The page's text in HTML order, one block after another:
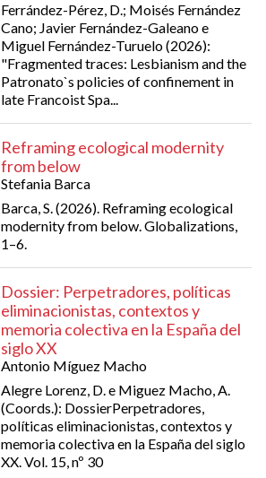
Ferrández-Pérez, D.; Moisés Fernández
Cano; Javier Fernández-Galeano e
Miguel Fernández-Turuelo (2026):
"Fragmented traces: Lesbianism and the
Patronato`s policies of confinement in
late Francoist Spa...
Reframing ecological modernity
from below
Stefania Barca
Barca, S. (2026). Reframing ecological
modernity from below. Globalizations,
1–6.
Dossier: Perpetradores, políticas
eliminacionistas, contextos y
memoria colectiva en la España del
siglo XX
Antonio Míguez Macho
Alegre Lorenz, D. e Miguez Macho, A.
(Coords.): DossierPerpetradores,
políticas eliminacionistas, contextos y
memoria colectiva en la España del siglo
XX. Vol. 15, nº 30